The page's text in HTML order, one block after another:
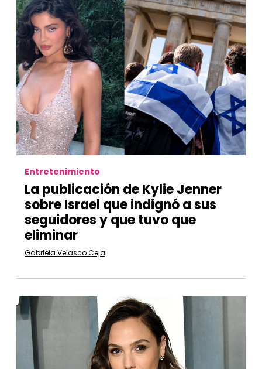
Entretenimiento
La publicación de Kylie Jenner
sobre Israel que indignó a sus
seguidores y que tuvo que
eliminar
Gabriela Velasco Ceja